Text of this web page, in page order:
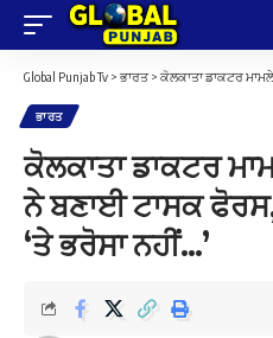
Global Punjab Tv > ਭਾਰਤ> ਕੋਲਕਾਤਾ ਡਾਕਟਰ ਮਾਮਲੇ ‘ਚ
ਭਾਰਤ
ਕੋਲਕਾਤਾ ਡਾਕਟਰ
ਨੇ ਬਣਾਈ ਟਾਸਕ
‘ਤੇ ਭਰੋਸਾ ਨਹੀਂ…’